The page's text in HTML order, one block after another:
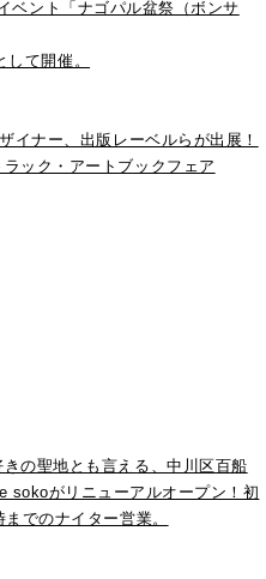
ベント「ナゴパル盆祭（ボンサ
て開催。
イナー、出版レーベルらが出展！
ック・アートブックフェア
の聖地とも言える、中川区百船
sokoがリニューアルオープン！初
でのナイター営業。